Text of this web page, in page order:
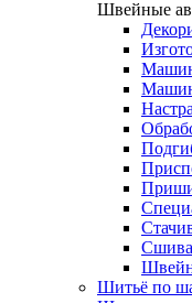
Швейные
Шитьё по